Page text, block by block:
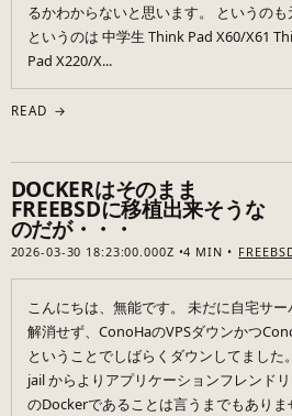
るかわからないと思います。 というの
というのは 中学生 Think Pad X60/X61
Pad X220/X...
READ →
DOCKERはそのまま
FREEBSDに移植出来そうな
のだが・・・
2026-03-30 18:23:00.000Z 4 MIN
こんにちは、無能です。 未だに自宅サ
解消せず、ConoHaのVPSダウンかつ
ということでしばらくダウンしてました
jail からよりアプリケーションフレンド
のDockerであることは言うまでもありま